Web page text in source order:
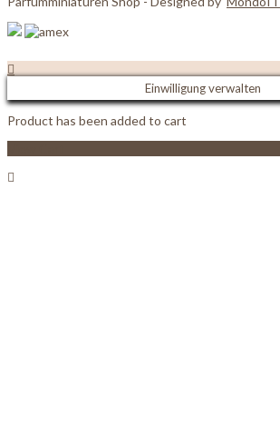
Einwilligung verwalten
Product has been added to cart